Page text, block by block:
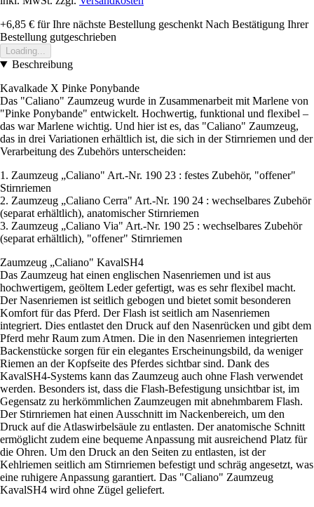
+6,85 € für Ihre nächste Bestellung geschenkt Nach Bestätigung Ihrer
Bestellung gutgeschrieben
Loading...
Beschreibung
Kavalkade X Pinke Ponybande
Das "Caliano" Zaumzeug wurde in Zusammenarbeit mit Marlene von
"Pinke Ponybande" entwickelt. Hochwertig, funktional und flexibel –
das war Marlene wichtig. Und hier ist es, das "Caliano" Zaumzeug,
das in drei Variationen erhältlich ist, die sich in der Stirnriemen und der
Verarbeitung des Zubehörs unterscheiden:
1. Zaumzeug „Caliano" Art.-Nr. 190 23 : festes Zubehör, "offener"
Stirnriemen
2. Zaumzeug „Caliano Cerra" Art.-Nr. 190 24 : wechselbares Zubehör
(separat erhältlich), anatomischer Stirnriemen
3. Zaumzeug „Caliano Via" Art.-Nr. 190 25 : wechselbares Zubehör
(separat erhältlich), "offener" Stirnriemen
Zaumzeug „Caliano" KavalSH4
Das Zaumzeug hat einen englischen Nasenriemen und ist aus
hochwertigem, geöltem Leder gefertigt, was es sehr flexibel macht.
Der Nasenriemen ist seitlich gebogen und bietet somit besonderen
Komfort für das Pferd. Der Flash ist seitlich am Nasenriemen
integriert. Dies entlastet den Druck auf den Nasenrücken und gibt dem
Pferd mehr Raum zum Atmen. Die in den Nasenriemen integrierten
Backenstücke sorgen für ein elegantes Erscheinungsbild, da weniger
Riemen an der Kopfseite des Pferdes sichtbar sind. Dank des
KavalSH4-Systems kann das Zaumzeug auch ohne Flash verwendet
werden. Besonders ist, dass die Flash-Befestigung unsichtbar ist, im
Gegensatz zu herkömmlichen Zaumzeugen mit abnehmbarem Flash.
Der Stirnriemen hat einen Ausschnitt im Nackenbereich, um den
Druck auf die Atlaswirbelsäule zu entlasten. Der anatomische Schnitt
ermöglicht zudem eine bequeme Anpassung mit ausreichend Platz für
die Ohren. Um den Druck an den Seiten zu entlasten, ist der
Kehlriemen seitlich am Stirnriemen befestigt und schräg angesetzt, was
eine ruhigere Anpassung garantiert. Das "Caliano" Zaumzeug
KavalSH4 wird ohne Zügel geliefert.